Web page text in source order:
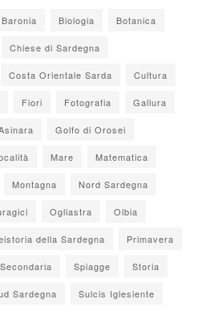
Baronia Biologia Botanica
Chiese di Sardegna
Costa Orientale Sarda Cultura
Fiori Fotografia Gallura
Golfo di Orosei
Mare Matematica
Montagna Nord Sardegna
Ogliastra Olbia
della Sardegna Primavera
Spiagge Storia
Sardegna Sulcis Iglesiente